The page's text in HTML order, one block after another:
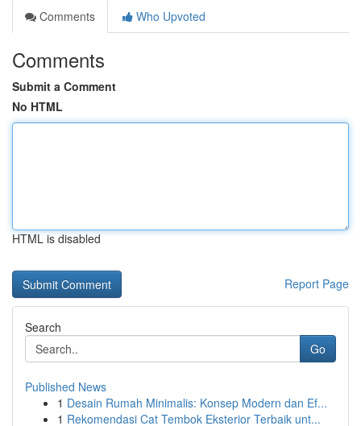
Comments
Who Upvoted
Comments
Submit a Comment
No HTML
HTML is disabled
Report Page
Search
Go
Published News
1 Desain Rumah Minimalis: Konsep Modern dan Ef...
1 Rekomendasi Cat Tembok Eksterior Terbaik unt...